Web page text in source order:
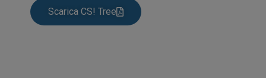
Scarica CS! Tree